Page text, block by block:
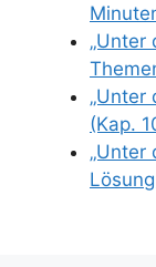
„Unter
„Unter
(Kap.
„Unter